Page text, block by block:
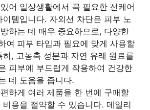
어 일상생활에서 꼭 필요한 선케어
이템입니다. 자외선 차단은 피부 노
하는 데 매우 중요하므로, 다양한
여 피부 타입과 필요에 맞게 사용할
히, 고농축 성분과 자연 유래 원료를
피부에 부드럽게 작용하여 건강한
데 도움을 줍니다.
하게 여러 제품을 한 번에 구매할
용을 절약할 수 있습니다. 데일리